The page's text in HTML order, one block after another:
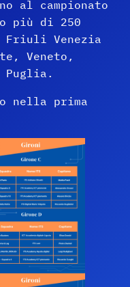
al campionato
più di 250
Friuli Venezia
Veneto,
Puglia.
nella prima